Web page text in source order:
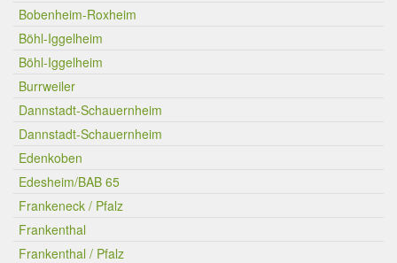
Bobenheim-Roxheim
Böhl-Iggelheim
Böhl-Iggelheim
Burrweiler
Dannstadt-Schauernheim
Dannstadt-Schauernheim
Edenkoben
Edesheim/BAB 65
Frankeneck / Pfalz
Frankenthal
Frankenthal / Pfalz